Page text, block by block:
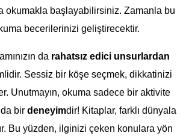
okumakla başlayabilirsiniz. Zamanla bu
becerilerinizi geliştirecektir.
da rahatsız edici unsurlardan
Sessiz bir köşe seçmek, dikkatinizi
Unutmayın, okuma sadece bir aktivite
bir deneyimdir! Kitaplar, farklı dünyala
Bu yüzden, ilginizi çeken konulara yön